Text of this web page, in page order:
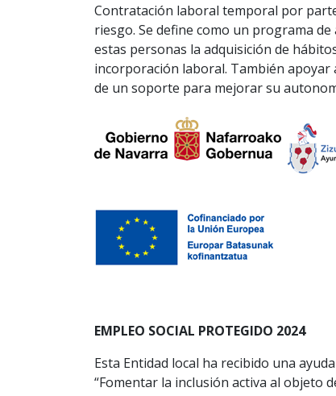
Contratación laboral temporal por
riesgo. Se define como un programa
estas personas la adquisición de
incorporación laboral. También
de un soporte para mejorar su
EMPLEO SOCIAL PROTEGIDO 2024
Esta Entidad local ha recibido una
“Fomentar la inclusión activa al objeto